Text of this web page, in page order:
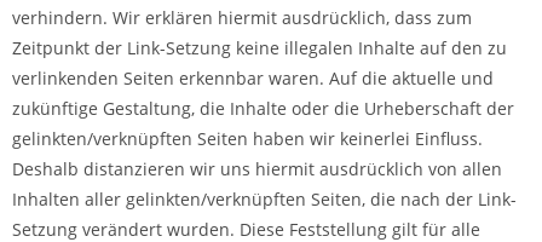
verhindern. Wir erklären hiermit ausdrücklich, dass zum
Zeitpunkt der Link-Setzung keine illegalen Inhalte auf den zu
verlinkenden Seiten erkennbar waren. Auf die aktuelle und
zukünftige Gestaltung, die Inhalte oder die Urheberschaft der
gelinkten/verknüpften Seiten haben wir keinerlei Einfluss.
Deshalb distanzieren wir uns hiermit ausdrücklich von allen
Inhalten aller gelinkten/verknüpften Seiten, die nach der Link-
Setzung verändert wurden. Diese Feststellung gilt für alle